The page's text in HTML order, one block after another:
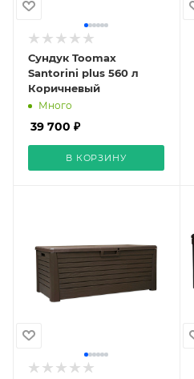
Сундук Toomax
Santorini plus 560 л
Коричневый
Много
39 700 ₽
В КОРЗИНУ